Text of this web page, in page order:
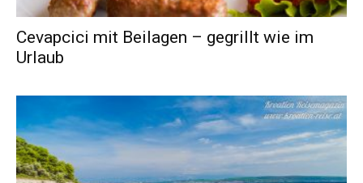
Cevapcici mit Beilagen – gegrillt wie im
Urlaub